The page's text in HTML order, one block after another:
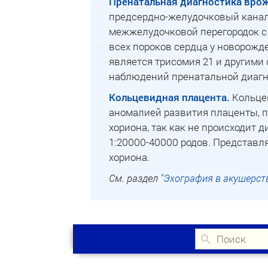
предсердно-желудочковый
межжелудочковой перегородок
всех пороков сердца у
является трисомия 21 и
наблюдений пренатальной
Кольцевидная плацента.
аномалией развития плаценты,
хориона, так как не происходит
1:20000-40000 родов.
хориона.
См. раздел "Эхография в